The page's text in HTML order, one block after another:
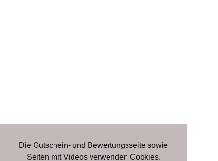
Die Gutschein- und Bewertungsseite sowie
Seiten mit Videos verwenden Cookies.